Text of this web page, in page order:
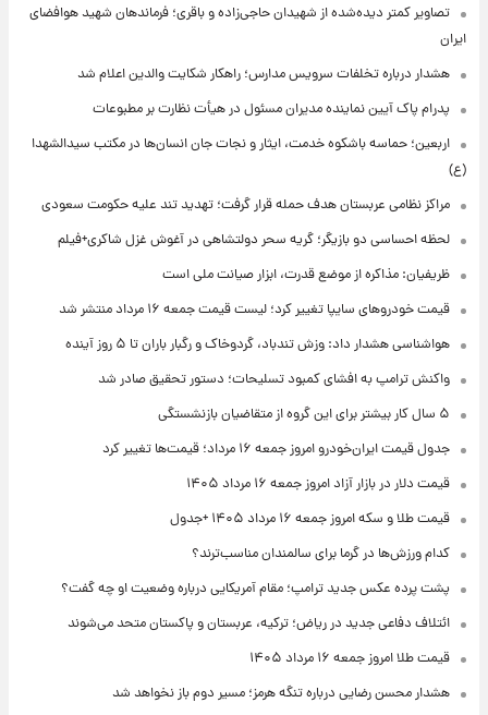
تصاویر کمتر دیده‌شده از شهیدان حاجی‌زاده و باقری؛ فرماندهان شهید هوافضای
ایران
هشدار درباره تخلفات سرویس مدارس؛ راهکار شکایت والدین اعلام شد
پدرام پاک آیین نماینده مدیران مسئول در هیأت نظارت بر مطبوعات
اربعین؛ حماسه باشکوه خدمت، ایثار و نجات جان انسان‌ها در مکتب سیدالشهدا
(ع)
مراکز نظامی عربستان هدف حمله قرار گرفت؛ تهدید تند علیه حکومت سعودی
لحظه احساسی دو بازیگر؛ گریه سحر دولتشاهی در آغوش غزل شاکری+فیلم
ظریفیان: مذاکره از موضع قدرت، ابزار صیانت ملی است
قیمت خودروهای سایپا تغییر کرد؛ لیست قیمت جمعه ۱۶ مرداد منتشر شد
هواشناسی هشدار داد: وزش تندباد، گردوخاک و رگبار باران تا ۵ روز آینده
واکنش ترامپ به افشای کمبود تسلیحات؛ دستور تحقیق صادر شد
۵ سال کار بیشتر برای این گروه از متقاضیان بازنشستگی
جدول قیمت ایران‌خودرو امروز جمعه ۱۶ مرداد؛ قیمت‌ها تغییر کرد
قیمت دلار در بازار آزاد امروز جمعه ۱۶ مرداد ۱۴۰۵
قیمت طلا و سکه امروز جمعه ۱۶ مرداد ۱۴۰۵ +جدول
کدام ورزش‌ها در گرما برای سالمندان مناسب‌ترند؟
پشت پرده عکس جدید ترامپ؛ مقام آمریکایی درباره وضعیت او چه گفت؟
ائتلاف دفاعی جدید در ریاض؛ ترکیه، عربستان و پاکستان متحد می‌شوند
قیمت طلا امروز جمعه ۱۶ مرداد ۱۴۰۵
هشدار محسن رضایی درباره تنگه هرمز؛ مسیر دوم باز نخواهد شد